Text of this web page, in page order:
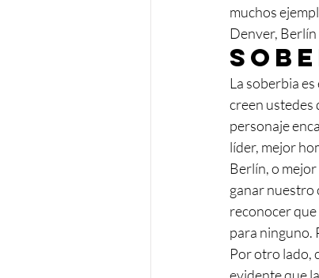
muchos
Denver,
La soberbia
creen ustedes
personaje
líder, mejor
Berlín, o
ganar nuestro
reconocer que
para ninguno.
Por otro lado,